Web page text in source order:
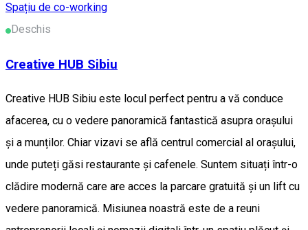
Spațiu de co-working
Deschis
Creative HUB Sibiu
Creative HUB Sibiu este locul perfect pentru a vă conduce
afacerea, cu o vedere panoramică fantastică asupra orașului
și a munților. Chiar vizavi se află centrul comercial al orașului,
unde puteți găsi restaurante și cafenele. Suntem situați într-o
clădire modernă care are acces la parcare gratuită și un lift cu
vedere panoramică. Misiunea noastră este de a reuni